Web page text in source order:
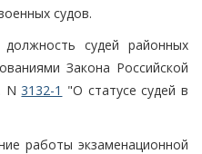
судов.
судей районных
Закона Российской
N3132-1 "О статусе судей в
работы экзаменационной